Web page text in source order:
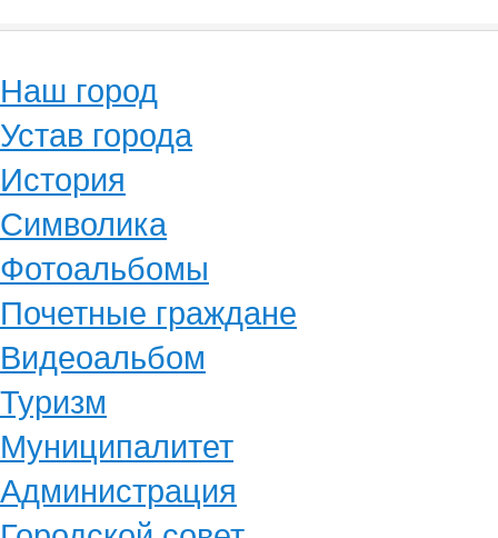
Наш город
Устав города
История
Символика
Фотоальбомы
Почетные граждане
Видеоальбом
Туризм
Муниципалитет
Администрация